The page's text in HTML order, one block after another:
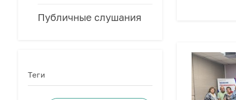
Публичные слушания
Теги